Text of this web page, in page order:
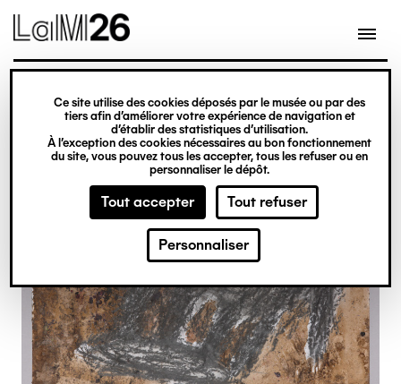
Gestion des cookies
Ce site utilise des cookies déposés par le musée ou par des
tiers afin d’améliorer votre expérience de navigation et
d’établir des statistiques d’utilisation.
À l’exception des cookies nécessaires au bon fonctionnement
du site, vous pouvez tous les accepter, tous les refuser ou en
personnaliser le dépôt.
Tout accepter Tout refuser
Personnaliser
contenu